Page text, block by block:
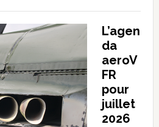
L’agen
da
aeroV
FR
pour
juillet
2026